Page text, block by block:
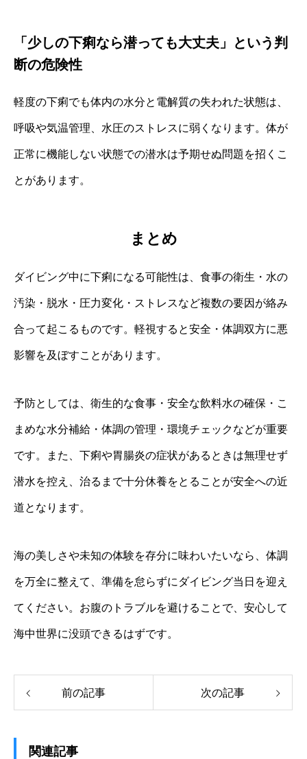
「少しの下痢なら潜っても大丈夫」という判
断の危険性
軽度の下痢でも体内の水分と電解質の失われた状態は、
呼吸や気温管理、水圧のストレスに弱くなります。体が
正常に機能しない状態での潜水は予期せぬ問題を招くこ
とがあります。
まとめ
ダイビング中に下痢になる可能性は、食事の衛生・水の
汚染・脱水・圧力変化・ストレスなど複数の要因が絡み
合って起こるものです。軽視すると安全・体調双方に悪
影響を及ぼすことがあります。
予防としては、衛生的な食事・安全な飲料水の確保・こ
まめな水分補給・体調の管理・環境チェックなどが重要
です。また、下痢や胃腸炎の症状があるときは無理せず
潜水を控え、治るまで十分休養をとることが安全への近
道となります。
海の美しさや未知の体験を存分に味わいたいなら、体調
を万全に整えて、準備を怠らずにダイビング当日を迎え
てください。お腹のトラブルを避けることで、安心して
海中世界に没頭できるはずです。
前の記事 次の記事
関連記事